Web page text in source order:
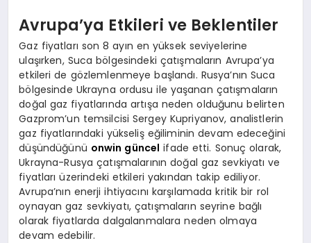
Avrupa’ya Etkileri ve Beklentiler
Gaz fiyatları son 8 ayın en yüksek seviyelerine
ulaşırken, Suca bölgesindeki çatışmaların Avrupa’ya
etkileri de gözlemlenmeye başlandı. Rusya’nın Suca
bölgesinde Ukrayna ordusu ile yaşanan çatışmaların
doğal gaz fiyatlarında artışa neden olduğunu belirten
Gazprom’un temsilcisi Sergey Kupriyanov, analistlerin
gaz fiyatlarındaki yükseliş eğiliminin devam edeceğini
düşündüğünü onwin güncel ifade etti. Sonuç olarak,
Ukrayna-Rusya çatışmalarının doğal gaz sevkiyatı ve
fiyatları üzerindeki etkileri yakından takip ediliyor.
Avrupa’nın enerji ihtiyacını karşılamada kritik bir rol
oynayan gaz sevkiyatı, çatışmaların seyrine bağlı
olarak fiyatlarda dalgalanmalara neden olmaya
devam edebilir.